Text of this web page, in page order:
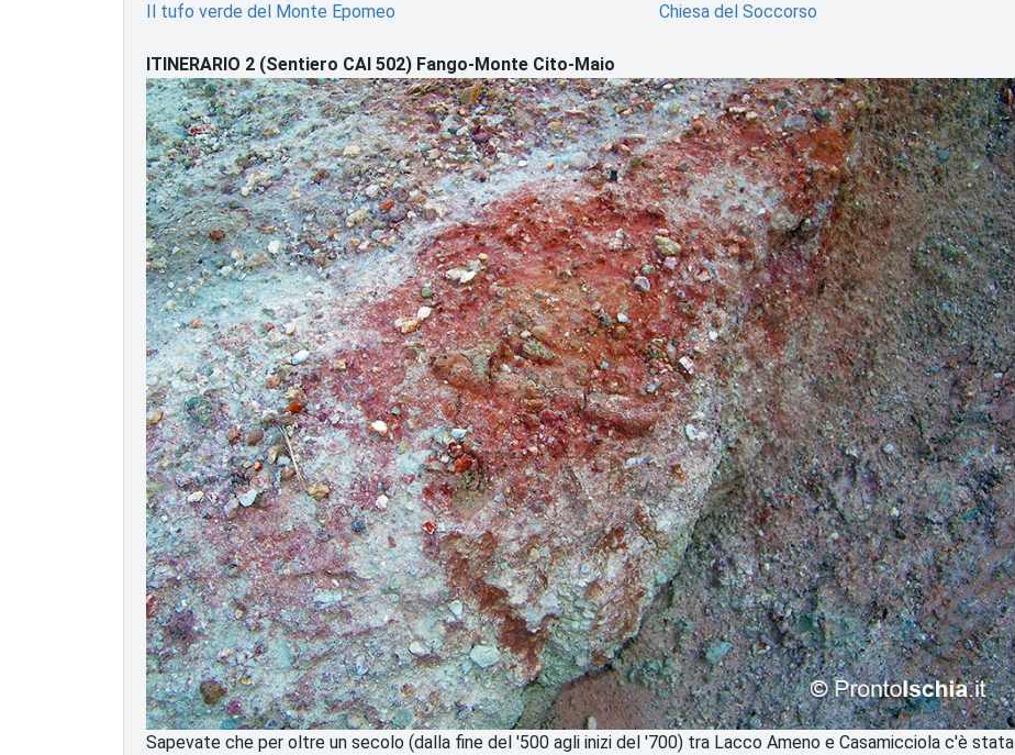
Il tufo verde del Monte Epomeo
Chiesa del Soccorso
ITINERARIO 2 (Sentiero CAI 502) Fango-Monte Cito-Maio
Sapevate che per oltre un secolo (dalla fine del '500 agli inizi del '700) tra Lacco Ameno e Casamicciola c'è stata